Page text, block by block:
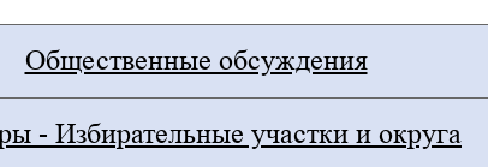
Общественные обсуждения
- Избирательные участки и округа